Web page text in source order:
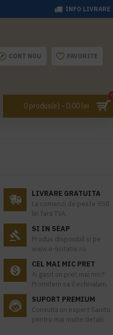
INFO LIVRARE
CONT NOU FAVORITE
0 produs(e) - 0,00 lei
LIVRARE GRATUITA
La comenzi de peste 550
lei fara TVA.
SI IN SEAP
Produs disponibil si pe
www.e-licitatie.ro
CEL MAI MIC PRET
Ai gasit un pret mai mic?
Promitem sa il echivalam.
SUPORT PREMIUM
Consulta un expert Sanito
pentru mai multe detalii